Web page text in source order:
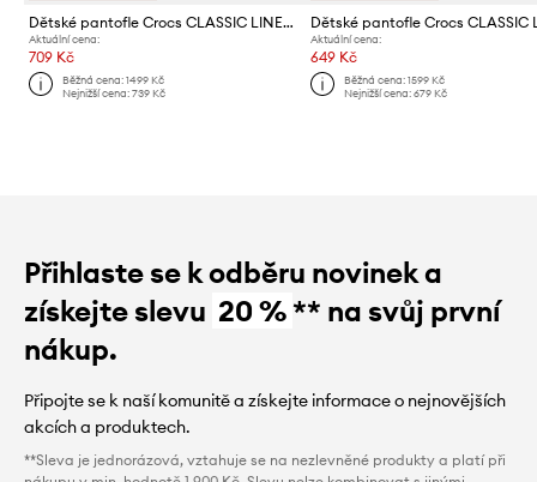
Dětské pantofle Crocs CLASSIC LINED SANTA CLOG
Aktuální cena:
709 Kč
Běžná cena:1499 Kč
Nejnižší cena:739 Kč
Aktuální cena:
649 Kč
Běžná cena: 1599 Kč
Nejnižší cena: 679 Kč
Přihlaste se k odběru novinek a
získejte slevu 20 %** na svůj první
nákup.
Připojte se k naší komunitě a získejte informace o nejnovějších
akcích a produktech.
**Sleva je jednorázová, vztahuje se na nezlevněné produkty a platí při